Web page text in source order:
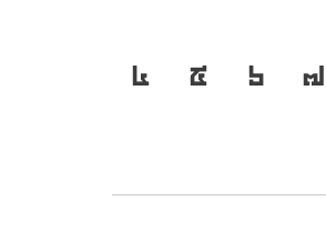
๔ ๕ ๖ ๗